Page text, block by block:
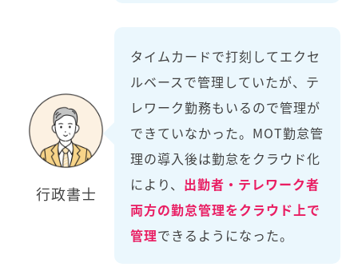
行政書士
タイムカードで打刻してエクセ
ルベースで管理していたが、テ
レワーク勤務もいるので管理が
できていなかった。MOT勤怠管
理の導入後は勤怠をクラウド化
により、 出勤者・テレワーク者
両方の勤怠管理をクラウド上で
管理できるようになった。